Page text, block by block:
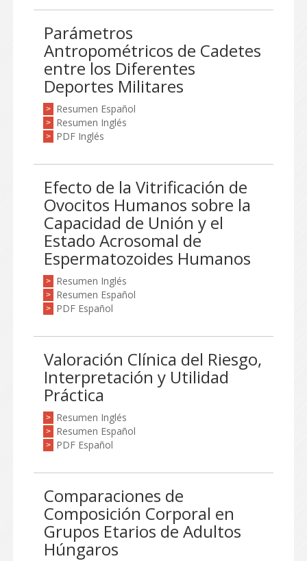
Parámetros
Antropométricos de Cadetes
entre los Diferentes
Deportes Militares
> Resumen Español
> Resumen Inglés
> PDF Inglés
Efecto de la Vitrificación de
Ovocitos Humanos sobre la
Capacidad de Unión y el
Estado Acrosomal de
Espermatozoides Humanos
> Resumen Inglés
> Resumen Español
> PDF Español
Valoración Clínica del Riesgo,
Interpretación y Utilidad
Práctica
> Resumen Inglés
> Resumen Español
> PDF Español
Comparaciones de
Composición Corporal en
Grupos Etarios de Adultos
Húngaros